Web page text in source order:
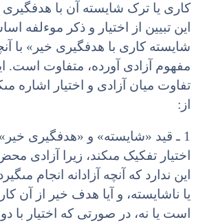
این تبیین از اختیار و ذکر موءلفه
شایسته کارى با هدف‏گیرى خیر» با
مفهوم آزادى آورده، متفاوت است.
تفاوت میان آزادى و اختیار اشاره
از:
1 ـ قید «شایسته» و «هدف‏گیرى
اختیار تفکیک مى‏کند، زیرا آزادى
این ندارد که آنچه آزادانه انجام
یا ناشایسته، و آیا هدف خیر از آن
است یا نه، در صورتى که اختیار با دو